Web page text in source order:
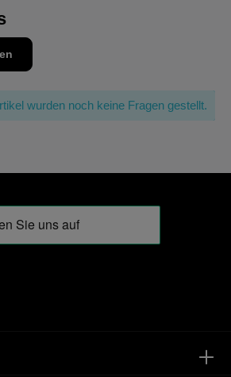
wurden noch keine Fragen gestellt.